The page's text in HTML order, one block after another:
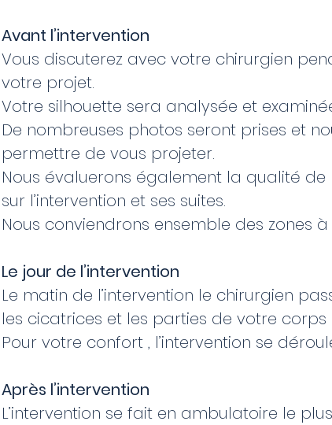
Avant l’intervention
Vous discuterez avec votre chirurgien
votre projet.
Votre silhouette sera analysée et
De nombreuses photos seront prises et
permettre de vous projeter.
Nous évaluerons également la qualité de
sur l’intervention et ses suites.
Nous conviendrons ensemble des zones
Le jour de l’intervention
Le matin de l’intervention le chirurgien
les cicatrices et les parties de votre corps
Pour votre confort , l’intervention se
Après l’intervention
L’intervention se fait en ambulatoire le